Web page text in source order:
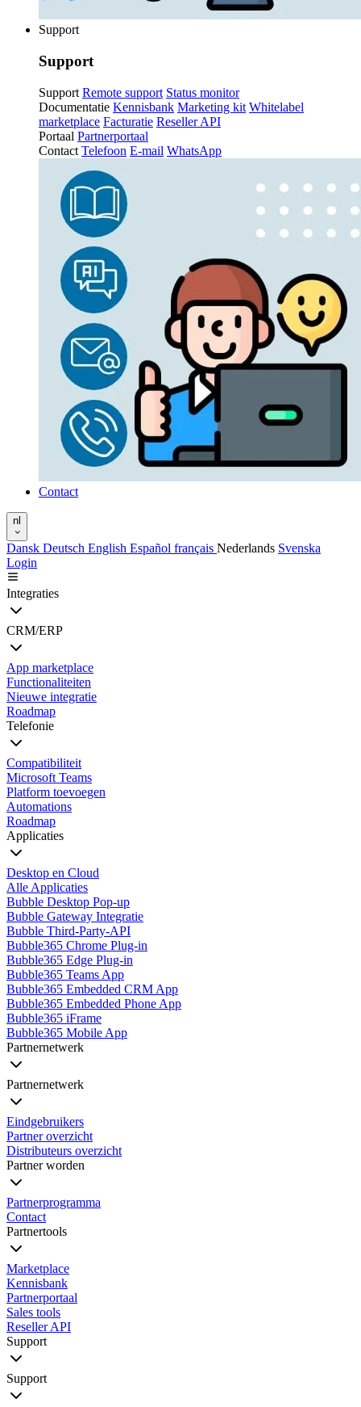
Support
Support
Support Remote support Status monitor
Documentatie Kennisbank Marketing kit Whitelabel
marketplace Facturatie Reseller API
Portaal Partnerportaal
Contact Telefoon E-mail WhatsApp
Contact
nl
Dansk Deutsch English Español français Nederlands Svenska
Login
Integraties
CRM/ERP
App marketplace
Functionaliteiten
Nieuwe integratie
Roadmap
Telefonie
Compatibiliteit
Microsoft Teams
Platform toevoegen
Automations
Roadmap
Applicaties
Desktop en Cloud
Alle Applicaties
Bubble Desktop Pop-up
Bubble Gateway Integratie
Bubble Third-Party-API
Bubble365 Chrome Plug-in
Bubble365 Edge Plug-in
Bubble365 Teams App
Bubble365 Embedded CRM App
Bubble365 Embedded Phone App
Bubble365 iFrame
Bubble365 Mobile App
Partnernetwerk
Partnernetwerk
Eindgebruikers
Partner overzicht
Distributeurs overzicht
Partner worden
Partnerprogramma
Contact
Partnertools
Marketplace
Kennisbank
Partnerportaal
Sales tools
Reseller API
Support
Support